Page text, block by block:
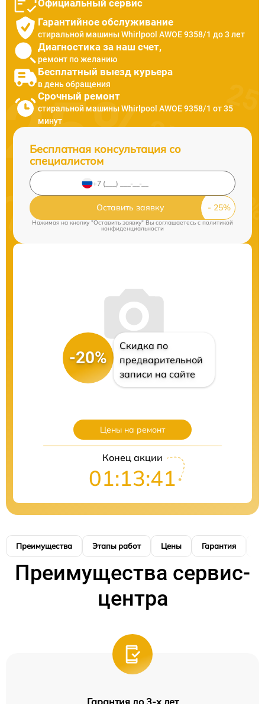
Официальный сервис
Гарантийное обслуживание
стиральной машины Whirlpool AWOE 9358/1 до 3 лет
Диагностика за наш счет,
ремонт по желанию
Бесплатный выезд курьера
в день обращения
Срочный ремонт
стиральной машины Whirlpool AWOE 9358/1 от 35
минут
Бесплатная консультация со
специалистом
Оставить заявку
Нажимая на кнопку "Оставить заявку" Вы соглашаетесь c политикой
конфиденциальности
-20%
Скидка по
предварительной
записи на сайте
Цены на ремонт
Конец акции
01:13:40
Преимущества Этапы работ Цены Гарантия
Преимущества сервис-
центра